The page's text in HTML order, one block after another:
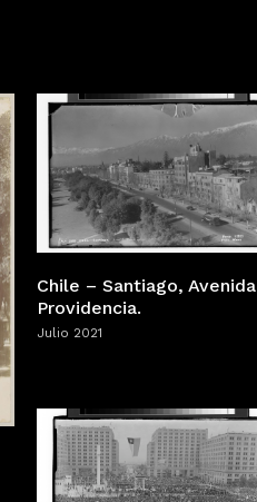
Chile – Santiago, Avenida
Providencia.
Julio 2021